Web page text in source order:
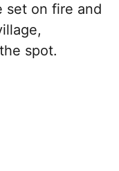
set on fire and
spot.